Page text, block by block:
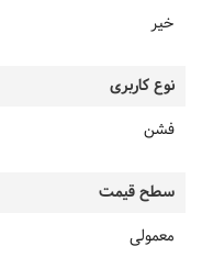
خیر
نوع کاربری
فشن
سطح قیمت
معمولی